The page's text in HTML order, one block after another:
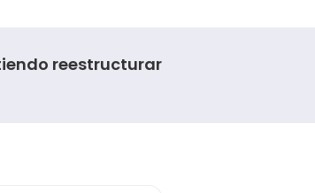
reestructurar